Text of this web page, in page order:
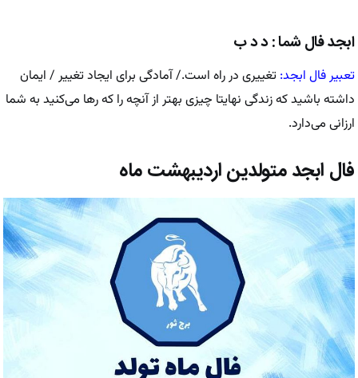
ابجد فال شما : د د ب
تعبیر فال ابجد: تغییری در راه است./ آمادگی برای ایجاد تغییر / ایمان
داشته باشید که زندگی نهایتا چیزی بهتر از آنچه را که رها می‌کنید به شما
ارزانی می‌دارد.
فال ابجد متولدین اردیبهشت ماه